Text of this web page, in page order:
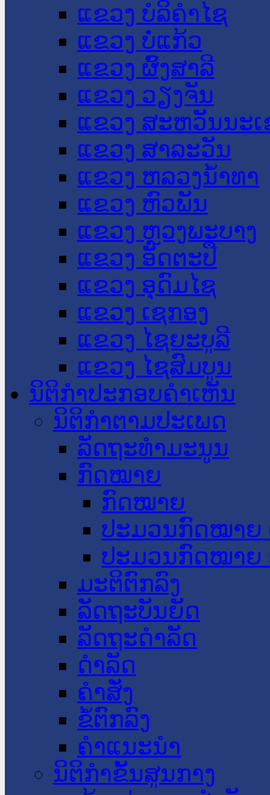
ແຂວງ ບໍລິຄໍາໄຊ
ແຂວງ ບໍ່ແກ້ວ
ແຂວງ ຜົ້ງສາລີ
ແຂວງ ວຽງຈັນ
ແຂວງ ສະຫວັນນະ
ແຂວງ ສາລະວັນ
ແຂວງ ຫລວງນໍ້າທາ
ແຂວງ ຫົວພັນ
ແຂວງ ຫຼວງພະບາງ
ແຂວງ ອັດຕະປື
ແຂວງ ອຸດົມໄຊ
ແຂວງ ເຊກອງ
ແຂວງ ໄຊຍະບູລີ
ແຂວງ ໄຊສົມບູນ
ນິຕິກໍາປະກອບຄໍາເຫັນ
ນິຕິກໍາຕາມປະເພດ
ລັດຖະທໍາມະນູນ
ກົດໝາຍ
ກົດໝາຍ
ປະມວນກົດໝາຍ
ປະມວນກົດໝາຍ
ມະຕິຕົກລົງ
ລັດຖະບັນຍັດ
ລັດຖະດໍາລັດ
ດໍາລັດ
ຄໍາສັ່ງ
ຂໍ້ຕົກລົງ
ຄໍາແນະນໍາ
ນິຕິກຳຂັ້ນສູນກາງ